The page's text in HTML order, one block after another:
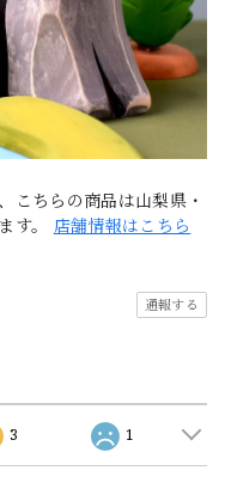
こちらの商品は山梨県・
す。 店舗情報はこちら
通報する
3 1